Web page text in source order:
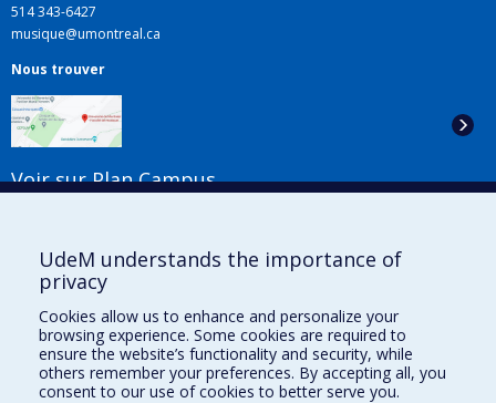
514 343-6427
musique@umontreal.ca
Nous trouver
Voir sur Plan Campus
Liens utiles
Plan du site
Accessibilité
UdeM understands the importance of
privacy
Cookies allow us to enhance and personalize your
browsing experience. Some cookies are required to
ensure the website’s functionality and security, while
others remember your preferences. By accepting all, you
consent to our use of cookies to better serve you.